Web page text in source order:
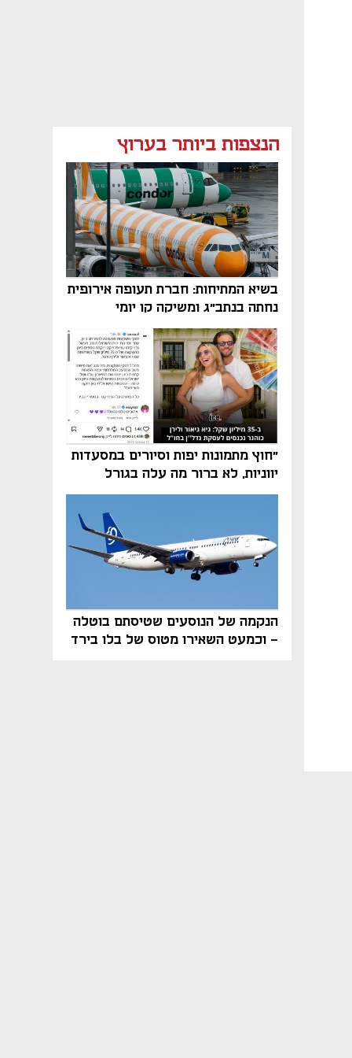
הנצפות ביותר בערוץ
בשיא המתיחות: חברת תעופה אירופית
נחתה בנתב"ג ומשיקה קו יומי
"חוץ מתמונות יפות וסיורים במסעדות
יווניות, לא ברור מה עלה בגורל
פרויקט הנדל"ן"
הנקמה של הנוסעים שטיסתם בוטלה
- וכמעט השאירו מטוס של בלו בירד